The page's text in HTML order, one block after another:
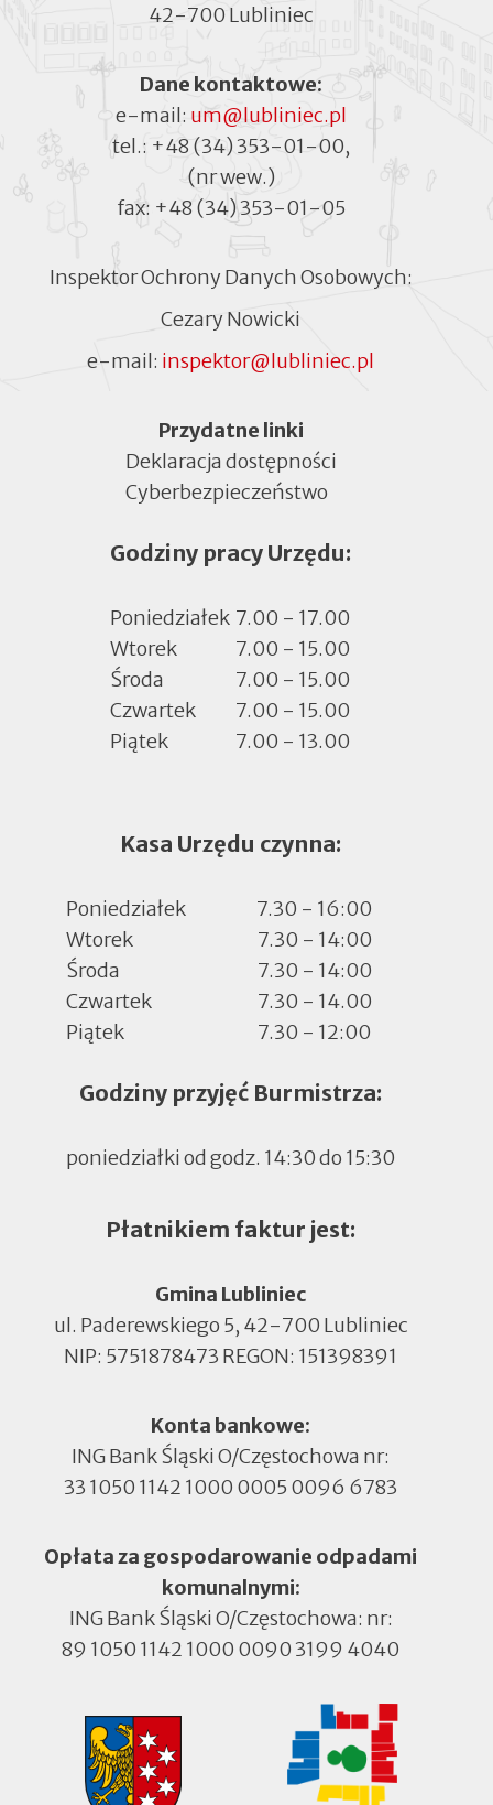
42-700 Lubliniec
Dane kontaktowe:
e-mail: um@lubliniec.pl
tel.: +48 (34) 353-01-00,
(nr wew.)
fax: +48 (34) 353-01-05
Inspektor Ochrony Danych Osobowych:
Cezary Nowicki
e-mail: inspektor@lubliniec.pl
MenuPrzydatne linki
Deklaracja dostępności
Cyberbezpieczeństwo
w
zakładce
Godziny pracy Urzędu:
Poniedziałek 7.00 - 17.00
Wtorek
7.00 - 15.00
Środa
7.00 - 15.00
Czwartek
7.00 - 15.00
Piątek
7.00 - 13.00
Kasa Urzędu czynna:
Poniedziałek
7.30 - 16:00
Wtorek
7.30 - 14:00
Środa
7.30 - 14:00
Czwartek
7.30 - 14.00
Piątek
7.30 - 12:00
Godziny przyjęć Burmistrza:
poniedziałki od godz. 14:30 do 15:30
Płatnikiem faktur jest:
Gmina Lubliniec
ul. Paderewskiego 5, 42-700 Lubliniec
NIP: 5751878473 REGON: 151398391
Konta bankowe:
ING Bank Śląski O/Częstochowa nr:
33 1050 1142 1000 0005 0096 6783
Opłata za gospodarowanie odpadami
komunalnymi:
ING Bank Śląski O/Częstochowa: nr:
89 1050 1142 1000 0090 3199 4040